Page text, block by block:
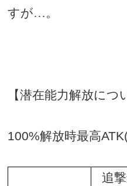
すが…。
【潜在能力解放につ
100%解放時最高
追